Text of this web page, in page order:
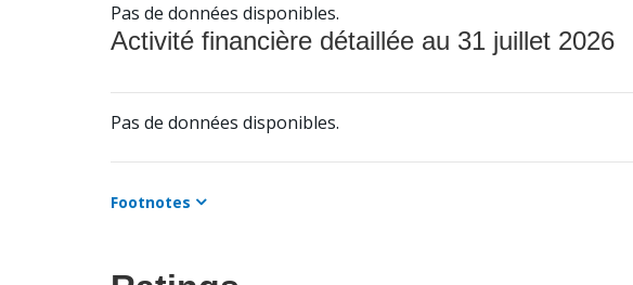
Pas de données disponibles.
Activité financière détaillée au 31 juillet 2026
Pas de données disponibles.
Footnotes